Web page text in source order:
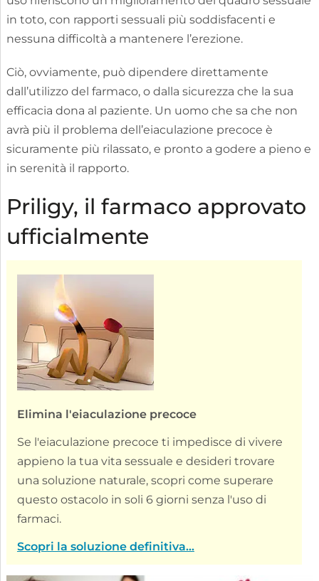
in toto, con rapporti sessuali più soddisfacenti e
nessuna difficoltà a mantenere l’erezione.
Ciò, ovviamente, può dipendere direttamente
dall’utilizzo del farmaco, o dalla sicurezza che la sua
efficacia dona al paziente. Un uomo che sa che non
avrà più il problema dell’eiaculazione precoce è
sicuramente più rilassato, e pronto a godere a pieno e
in serenità il rapporto.
Priligy, il farmaco approvato
ufficialmente
Elimina l'eiaculazione precoce
Se l'eiaculazione precoce ti impedisce di vivere
appieno la tua vita sessuale e desideri trovare
una soluzione naturale, scopri come superare
questo ostacolo in soli 6 giorni senza l'uso di
farmaci.
Scopri la soluzione definitiva...